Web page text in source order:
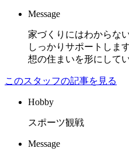
Message
家づくりにはわからな
しっかりサポートしま
想の住まいを形にして
このスタッフの記事を見る
Hobby
スポーツ観戦
Message